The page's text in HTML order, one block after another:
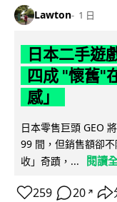
Lawton 1 日
日本二手遊
四成 "懷舊"
感」
日本零售巨頭 GEO
99 間，但銷售額卻
收」奇蹟，...
閱讀
259 20 ↗